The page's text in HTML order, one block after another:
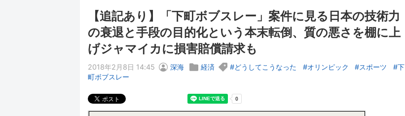
【追記あり】「下町ボブスレー」案件に見る日本の技術力
の衰退と手段の目的化という本末転倒、質の悪さを棚に上
げジャマイカに損害賠償請求も
2018年2月8日 14:45 深海 経済 どうしてこうなった オリンピック スポーツ
下
町ボブスレー